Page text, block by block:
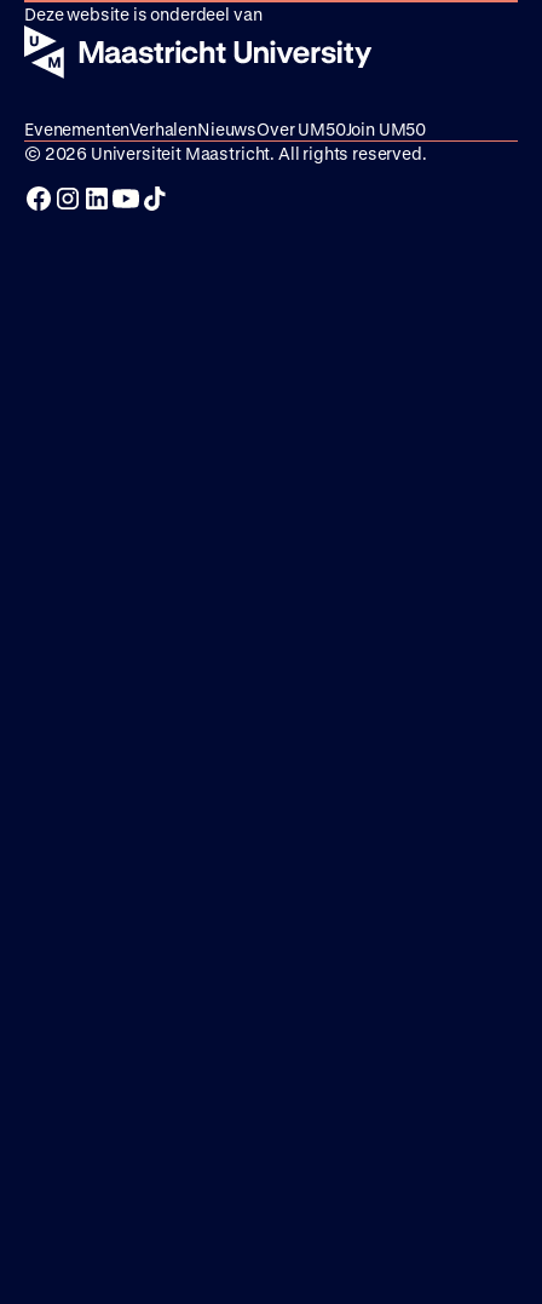
Deze website is onderdeel van
EvenementenVerhalenNieuwsOver UM50Join UM50
© 2026 Universiteit Maastricht. All rights reserved.